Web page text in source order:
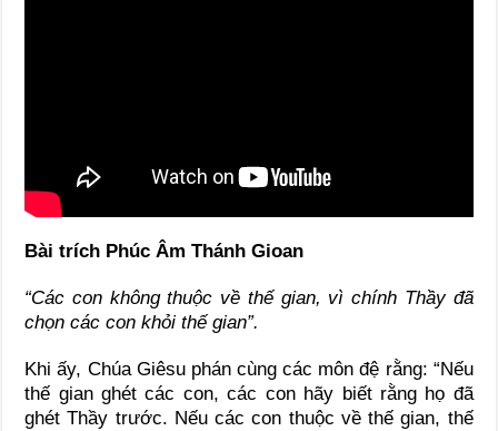
Bài trích Phúc Âm Thánh Gioan
“Các con không thuộc về thế gian, vì chính Thầy đã
chọn các con khỏi thế gian”.
Khi ấy, Chúa Giêsu phán cùng các môn đệ rằng: “Nếu
thế gian ghét các con, các con hãy biết rằng họ đã
ghét Thầy trước. Nếu các con thuộc về thế gian, thế